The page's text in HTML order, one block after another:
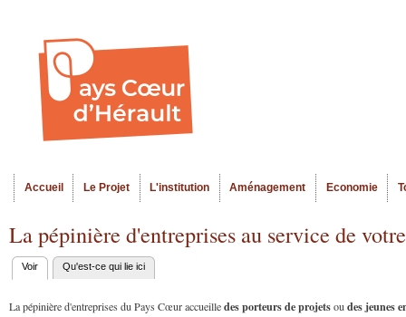
Menu principal
Accueil Le Projet L'institution Aménagement Economie
La pépinière d'entreprises au service de
Onglets
principaux
Voir (onglet actif)
Qu'est-ce qui lie ici
La pépinière d'entreprises du Pays Cœur accueilledes porteurs de projetsoudes jeunes